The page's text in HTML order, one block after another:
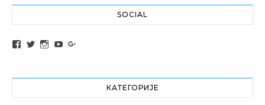
SOCIAL
View altochef’s profile on Facebook
View jovancica73’s profile on Twitter
View jovancica73’s profile on Instagram
View jovancica73’s profile on YouTube
КАТЕГОРИЈЕ